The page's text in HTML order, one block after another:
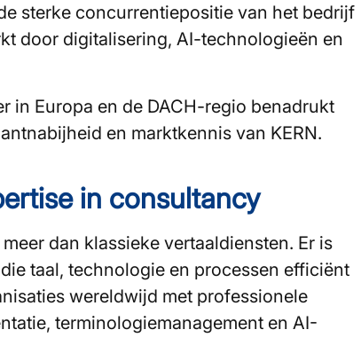
sterke concurrentiepositie van het bedrijf
door digitalisering, AI-technologieën en
in Europa en de DACH-regio benadrukt
en marktkennis van KERN.
in consultancy
dan klassieke vertaaldiensten. Er is
taal, technologie en processen efficiënt
wereldwijd met professionele
terminologiemanagement en AI-